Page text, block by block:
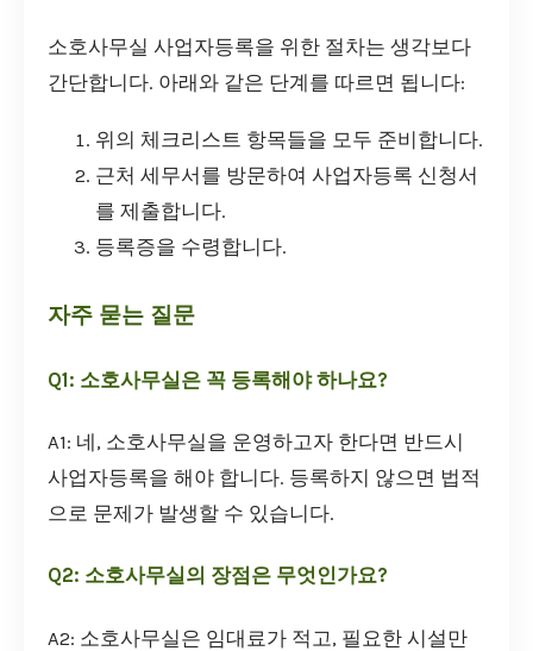
소호사무실 사업자등록을 위한 절차는 생각보다
간단합니다. 아래와 같은 단계를 따르면 됩니다:
위의 체크리스트 항목들을 모두 준비합니다.
근처 세무서를 방문하여 사업자등록 신청서
를 제출합니다.
등록증을 수령합니다.
자주 묻는 질문
Q1: 소호사무실은 꼭 등록해야 하나요?
A1: 네, 소호사무실을 운영하고자 한다면 반드시
사업자등록을 해야 합니다. 등록하지 않으면 법적
으로 문제가 발생할 수 있습니다.
Q2: 소호사무실의 장점은 무엇인가요?
A2: 소호사무실은 임대료가 적고, 필요한 시설만